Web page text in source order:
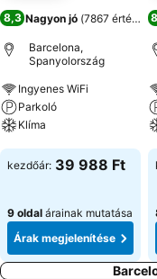
8,3 Nagyon jó (7867 értékelés
Barcelona,
Spanyolország
Ingyenes WiFi
Parkoló
Klíma
Árak megjelenítése
kezdőár: 39 988 Ft
9 oldal árainak mutatása
Árak megjelenítése